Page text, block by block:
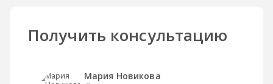
Получить консультацию
Мария Новикова